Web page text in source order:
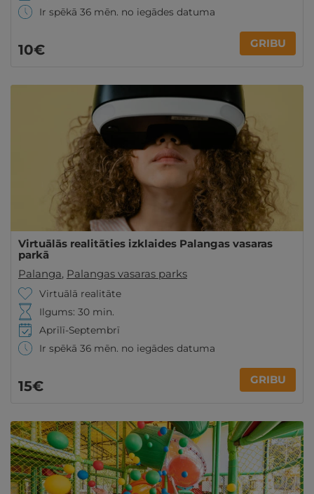
Ir spēkā 36 mēn. no iegādes datuma
10€ GRIBU
Virtuālās realitāties izklaides Palangas vasaras
parkā
Palanga, Palangas vasaras parks
Virtuālā realitāte
Ilgums: 30 min.
Aprīlī-Septembrī
Ir spēkā 36 mēn. no iegādes datuma
15€ GRIBU